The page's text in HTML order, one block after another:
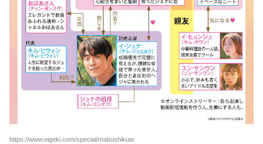
https://www.eigeki.com/special/mabushikute